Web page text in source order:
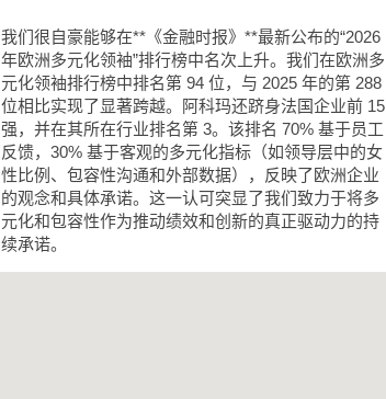
我们很自豪能够在**《金融时报》**最新公布的“2026
年欧洲多元化领袖”排行榜中名次上升。我们在欧洲多
元化领袖排行榜中排名第 94 位，与 2025 年的第 288
位相比实现了显著跨越。阿科玛还跻身法国企业前 15
强，并在其所在行业排名第 3。该排名 70% 基于员工
反馈，30% 基于客观的多元化指标（如领导层中的女
性比例、包容性沟通和外部数据），反映了欧洲企业
的观念和具体承诺。这一认可突显了我们致力于将多
元化和包容性作为推动绩效和创新的真正驱动力的持
续承诺。